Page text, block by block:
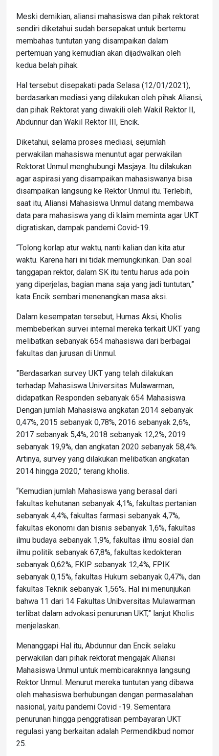
Meski demikian, aliansi mahasiswa dan pihak rektorat
sendiri diketahui sudah bersepakat untuk bertemu
membahas tuntutan yang disampaikan dalam
pertemuan yang kemudian akan dijadwalkan oleh
kedua belah pihak.
Hal tersebut disepakati pada Selasa (12/01/2021),
berdasarkan mediasi yang dilakukan oleh pihak Aliansi,
dan pihak Rektorat yang diwakili oleh Wakil Rektor II,
Abdunnur dan Wakil Rektor III, Encik.
Diketahui, selama proses mediasi, sejumlah
perwakilan mahasiswa menuntut agar perwakilan
Rektorat Unmul menghubungi Masjaya. Itu dilakukan
agar aspirasi yang disampaikan mahasiswanya bisa
disampaikan langsung ke Rektor Unmul itu. Terlebih,
saat itu, Aliansi Mahasiswa Unmul datang membawa
data para mahasiswa yang di klaim meminta agar UKT
digratiskan, dampak pandemi Covid-19.
“Tolong korlap atur waktu, nanti kalian dan kita atur
waktu. Karena hari ini tidak memungkinkan. Dan soal
tanggapan rektor, dalam SK itu tentu harus ada poin
yang diperjelas, bagian mana saja yang jadi tuntutan,”
kata Encik sembari menenangkan masa aksi.
Dalam kesempatan tersebut, Humas Aksi, Kholis
membeberkan survei internal mereka terkait UKT yang
melibatkan sebanyak 654 mahasiswa dari berbagai
fakultas dan jurusan di Unmul.
”Berdasarkan survey UKT yang telah dilakukan
terhadap Mahasiswa Universitas Mulawarman,
didapatkan Responden sebanyak 654 Mahasiswa.
Dengan jumlah Mahasiswa angkatan 2014 sebanyak
0,47%, 2015 sebanyak 0,78%, 2016 sebanyak 2,6%,
2017 sebanyak 5,4%, 2018 sebanyak 12,2%, 2019
sebanyak 19,9%, dan angkatan 2020 sebanyak 58,4%.
Artinya, survey yang dilakukan melibatkan angkatan
2014 hingga 2020,” terang kholis.
“Kemudian jumlah Mahasiswa yang berasal dari
fakultas kehutanan sebanyak 4,1%, fakultas pertanian
sebanyak 4,4%, fakultas farmasi sebanyak 4,7%,
fakultas ekonomi dan bisnis sebanyak 1,6%, fakultas
ilmu budaya sebanyak 1,9%, fakultas ilmu sosial dan
ilmu politik sebanyak 67,8%, fakultas kedokteran
sebanyak 0,62%, FKIP sebanyak 12,4%, FPIK
sebanyak 0,15%, fakultas Hukum sebanyak 0,47%, dan
fakultas Teknik sebanyak 1,56%. Hal ini menunjukan
bahwa 11 dari 14 Fakultas Unibversitas Mulawarman
terlibat dalam advokasi penurunan UKT,” lanjut Kholis
menjelaskan.
Menanggapi Hal itu, Abdunnur dan Encik selaku
perwakilan dari pihak rektorat mengajak Aliansi
Mahasiswa Unmul untuk membicaraknnya langsung
Rektor Unmul. Menurut mereka tuntutan yang dibawa
oleh mahasiswa berhubungan dengan permasalahan
nasional, yaitu pandemi Covid -19. Sementara
penurunan hingga penggratisan pembayaran UKT
regulasi yang berkaitan adalah Permendikbud nomor
25.